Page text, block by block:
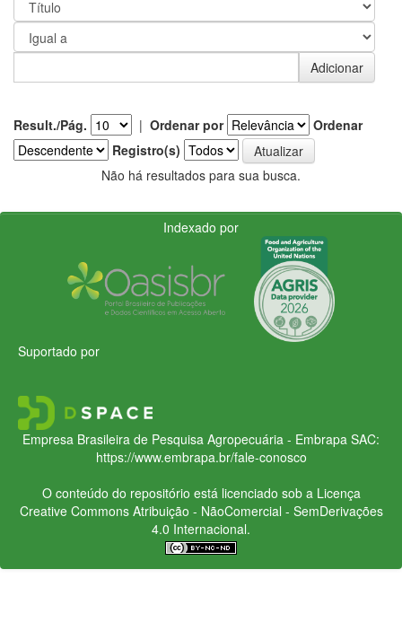
Result./Pág. | Ordenar por
Ordenar
Registro(s)
Não há resultados para sua busca.
Indexado por
Suportado por
Empresa Brasileira de Pesquisa Agropecuária - Embrapa SAC:
https://www.embrapa.br/fale-conosco
O conteúdo do repositório está licenciado sob a Licença
Creative CommonsAtribuição - NãoComercial - SemDerivações
4.0 Internacional.